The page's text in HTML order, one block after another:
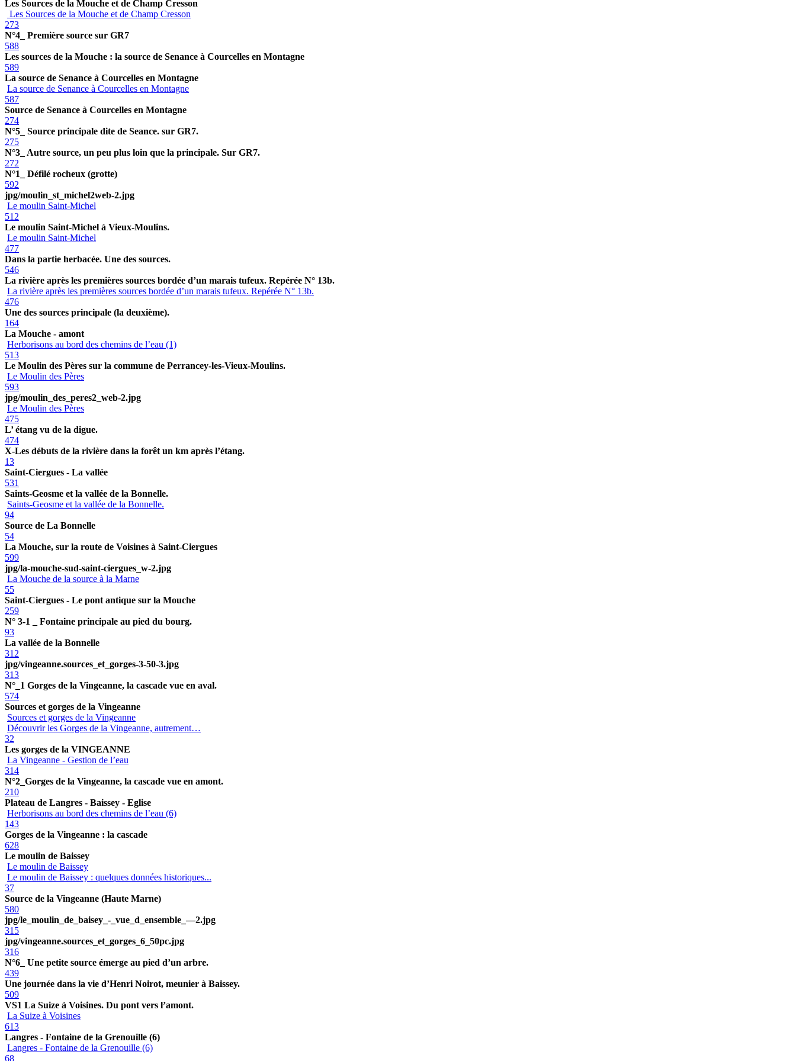
Les Sources de la Mouche et de Champ Cresson
Les Sources de la Mouche et de Champ Cresson
273
N°4_ Première source sur GR7
588
Les sources de la Mouche : la source de Senance à Courcelles en Montagne
589
La source de Senance à Courcelles en Montagne
La source de Senance à Courcelles en Montagne
587
Source de Senance à Courcelles en Montagne
274
N°5_ Source principale dite de Seance. sur GR7.
275
N°3_ Autre source, un peu plus loin que la principale. Sur GR7.
272
N°1_ Défilé rocheux (grotte)
592
jpg/moulin_st_michel2web-2.jpg
Le moulin Saint-Michel
512
Le moulin Saint-Michel à Vieux-Moulins.
Le moulin Saint-Michel
477
Dans la partie herbacée. Une des sources.
546
La rivière après les premières sources bordée d’un marais tufeux. Repérée N° 13b.
La rivière après les premières sources bordée d’un marais tufeux. Repérée N° 13b.
476
Une des sources principale (la deuxième).
164
La Mouche - amont
Herborisons au bord des chemins de l’eau (1)
513
Le Moulin des Pères sur la commune de Perrancey-les-Vieux-Moulins.
Le Moulin des Pères
593
jpg/moulin_des_peres2_web-2.jpg
Le Moulin des Pères
475
L’ étang vu de la digue.
474
X-Les débuts de la rivière dans la forêt un km après l’étang.
13
Saint-Ciergues - La vallée
531
Saints-Geosme et la vallée de la Bonnelle.
Saints-Geosme et la vallée de la Bonnelle.
94
Source de La Bonnelle
54
La Mouche, sur la route de Voisines à Saint-Ciergues
599
jpg/la-mouche-sud-saint-ciergues_w-2.jpg
La Mouche de la source à la Marne
55
Saint-Ciergues - Le pont antique sur la Mouche
259
N° 3-1 _ Fontaine principale au pied du bourg.
93
La vallée de la Bonnelle
312
jpg/vingeanne.sources_et_gorges-3-50-3.jpg
313
N°_1 Gorges de la Vingeanne, la cascade vue en aval.
574
Sources et gorges de la Vingeanne
Sources et gorges de la Vingeanne
Découvrir les Gorges de la Vingeanne, autrement…
32
Les gorges de la VINGEANNE
La Vingeanne - Gestion de l’eau
314
N°2_Gorges de la Vingeanne, la cascade vue en amont.
210
Plateau de Langres - Baissey - Eglise
Herborisons au bord des chemins de l’eau (6)
143
Gorges de la Vingeanne : la cascade
628
Le moulin de Baissey
Le moulin de Baissey
Le moulin de Baissey : quelques données historiques...
37
Source de la Vingeanne (Haute Marne)
580
jpg/le_moulin_de_baisey_-_vue_d_ensemble_—2.jpg
315
jpg/vingeanne.sources_et_gorges_6_50pc.jpg
316
N°6_ Une petite source émerge au pied d’un arbre.
439
Une journée dans la vie d’Henri Noirot, meunier à Baissey.
509
VS1 La Suize à Voisines. Du pont vers l’amont.
La Suize à Voisines
613
Langres - Fontaine de la Grenouille (6)
Langres - Fontaine de la Grenouille (6)
68